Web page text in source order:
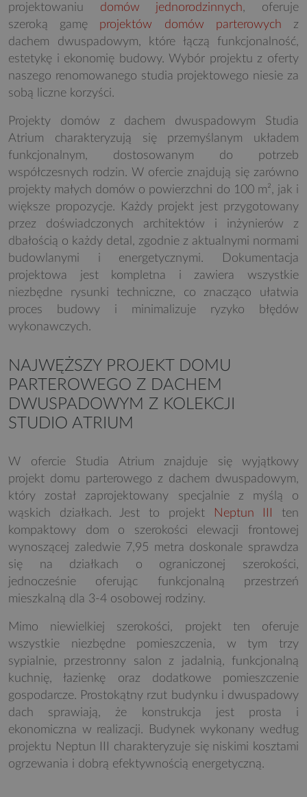
projektowaniu domów jednorodzinnych, oferuje
szeroką gamę projektów domów parterowych z
dachem dwuspadowym, które łączą funkcjonalność,
estetykę i ekonomię budowy. Wybór projektu z oferty
naszego renomowanego studia projektowego niesie za
sobą liczne korzyści.
Projekty domów z dachem dwuspadowym Studia
Atrium charakteryzują się przemyślanym układem
funkcjonalnym, dostosowanym do potrzeb
współczesnych rodzin. W ofercie znajdują się zarówno
projekty małych domów o powierzchni do 100 m², jak i
większe propozycje. Każdy projekt jest przygotowany
przez doświadczonych architektów i inżynierów z
dbałością o każdy detal, zgodnie z aktualnymi normami
budowlanymi i energetycznymi. Dokumentacja
projektowa jest kompletna i zawiera wszystkie
niezbędne rysunki techniczne, co znacząco ułatwia
proces budowy i minimalizuje ryzyko błędów
wykonawczych.
NAJWĘŻSZY PROJEKT DOMU
PARTEROWEGO Z DACHEM
DWUSPADOWYM Z KOLEKCJI
STUDIO ATRIUM
W ofercie Studia Atrium znajduje się wyjątkowy
projekt domu parterowego z dachem dwuspadowym,
który został zaprojektowany specjalnie z myślą o
wąskich działkach. Jest to projekt
Neptun III
ten
kompaktowy dom o szerokości elewacji frontowej
wynoszącej zaledwie 7,95 metra doskonale sprawdza
się na działkach o ograniczonej szerokości,
jednocześnie oferując funkcjonalną przestrzeń
mieszkalną dla 3-4 osobowej rodziny.
Mimo niewielkiej szerokości, projekt ten oferuje
wszystkie niezbędne pomieszczenia, w tym trzy
sypialnie, przestronny salon z jadalnią, funkcjonalną
kuchnię, łazienkę oraz dodatkowe pomieszczenie
gospodarcze. Prostokątny rzut budynku i dwuspadowy
dach sprawiają, że konstrukcja jest prosta i
ekonomiczna w realizacji. Budynek wykonany według
projektu Neptun III charakteryzuje się niskimi kosztami
ogrzewania i dobrą efektywnością energetyczną.